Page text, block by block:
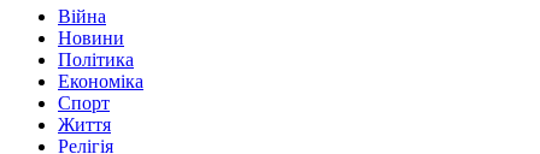
Війна
Новини
Політика
Економіка
Спорт
Життя
Релігія